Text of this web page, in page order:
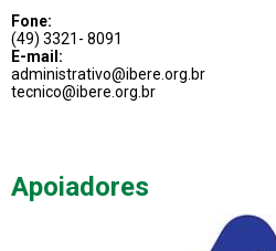
Fone:
(49) 3321- 8091
E-mail:
administrativo@ibere.org.br
tecnico@ibere.org.br
Apoiadores